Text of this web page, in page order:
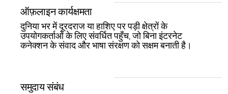
ऑफ़लाइन कार्यक्षमता
दुनिया भर में दूरदराज या हाशिए पर पड़ी क्षेत्रों के
उपयोगकर्ताओं के लिए संवर्धित पहुँच, जो बिना इंटरनेट
कनेक्शन के संवाद और भाषा संरक्षण को सक्षम बनाती है।
समुदाय संबंध